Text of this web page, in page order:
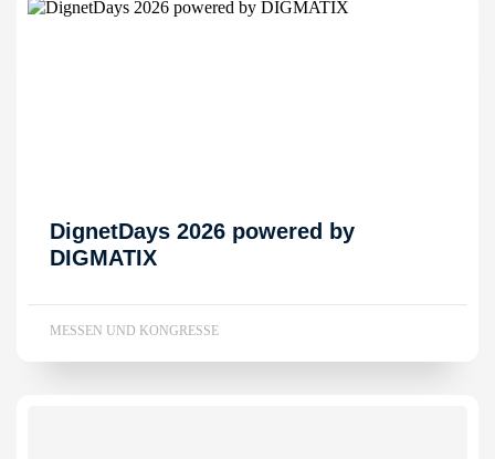
DignetDays 2026 powered by
DIGMATIX
MESSEN UND KONGRESSE